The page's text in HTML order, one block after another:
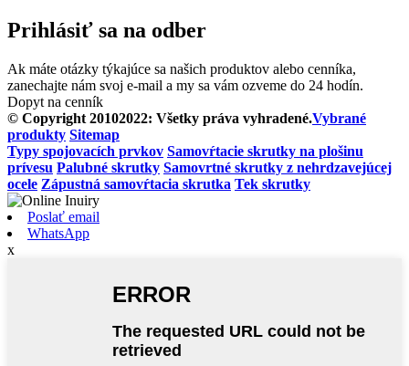
Prihlásiť sa na odber
Ak máte otázky týkajúce sa našich produktov alebo cenníka,
zanechajte nám svoj e-mail a my sa vám ozveme do 24 hodín.
Dopyt na cenník
© Copyright 20102022: Všetky práva vyhradené.Vybrané
produkty Sitemap
Typy spojovacích prvkov Samovŕtacie skrutky na plošinu
prívesu Palubné skrutky Samovrtné skrutky z nehrdzavejúcej
ocele Zápustná samovŕtacia skrutka Tek skrutky
Poslať email
WhatsApp
x